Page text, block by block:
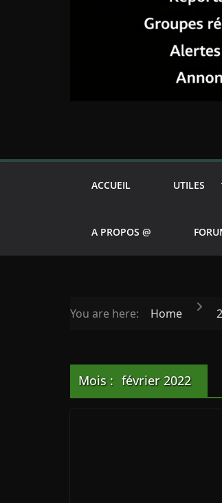
ACCUEIL UTILES
A PROPOS @
You are here: Home
Mois : février 2022